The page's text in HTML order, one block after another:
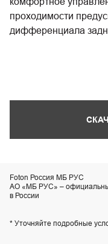
проходимости
дифференциала
Foton Россия МБ РУС
АО «МБ РУС» –
в России
* Уточняйте подробные